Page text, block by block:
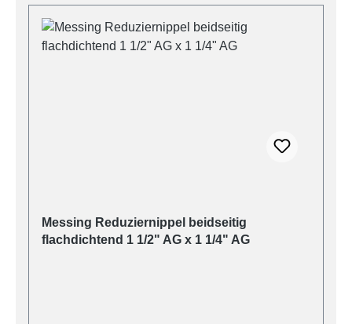
Messing Reduziernippel beidseitig
flachdichtend 1 1/2" AG x 1 1/4" AG